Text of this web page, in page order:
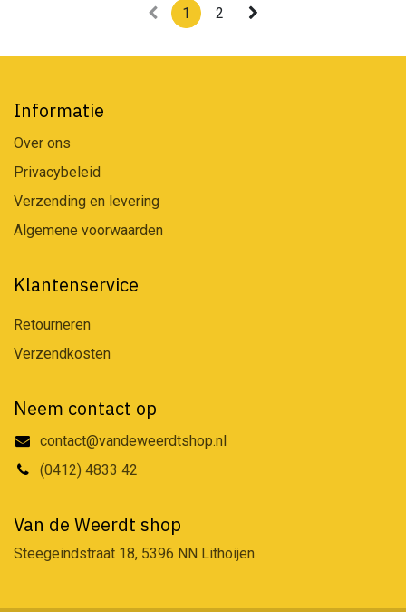
1 2
Informatie
Over ons
Privacybeleid
Verzending en levering
Algemene voorwaarden
Klantenservice
Retourneren
Verzendkosten
Neem contact op
contact@vandeweerdtshop.nl
(0412) 4833 42
Van de Weerdt shop
Steegeindstraat 18, 5396 NN Lithoijen